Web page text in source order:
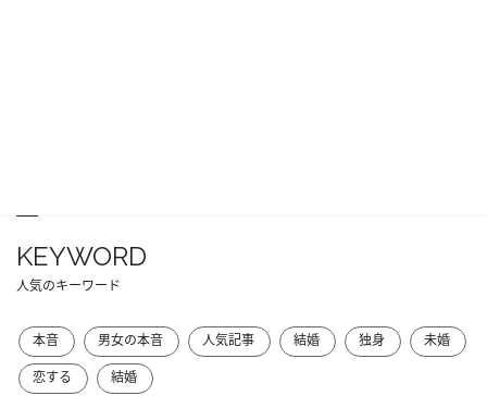
KEYWORD
人気のキーワード
本音 男女の本音 人気記事 結婚 独身
未婚
恋する
結婚